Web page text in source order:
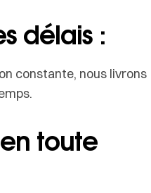
délais :
constante, nous livrons
toute